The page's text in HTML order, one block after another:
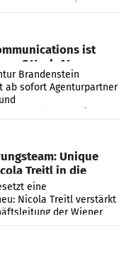
ist
OtterlyAI
Brandenstein
ab sofort Agenturpartner
Unique
Treitl in die
eine
Nicola Treitl verstärkt
der Wiener
von Josef Kalina und